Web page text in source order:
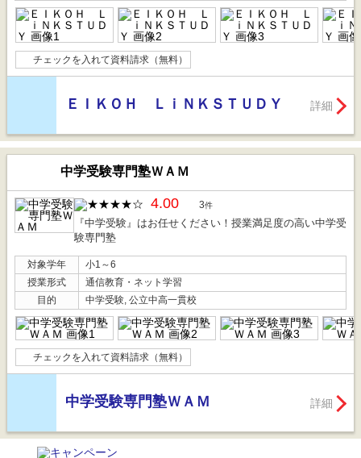
チェックを入れて資料請求（無料）
ＥＩＫＯＨ ＬｉＮＫＳＴＵＤＹ 詳細
中学受験専門塾ＷＡＭ
4.00 3件
『中学受験』はお任せください！授業満足度の高い中学受
験専門塾
対象学年
小1～6
授業形式
通信教育・ネット学習
目的
中学受験, 公立中高一貫校
チェックを入れて資料請求（無料）
中学受験専門塾ＷＡＭ 詳細